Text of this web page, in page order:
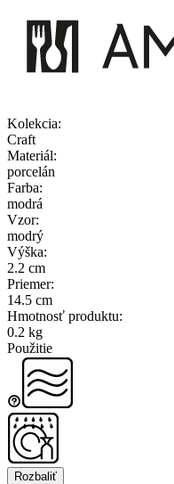
Kolekcia:
Craft
Materiál:
porcelán
Farba:
modrá
Vzor:
modrý
Výška:
2.2 cm
Priemer:
14.5 cm
Hmotnosť produktu:
0.2 kg
Použitie
Rozbaliť